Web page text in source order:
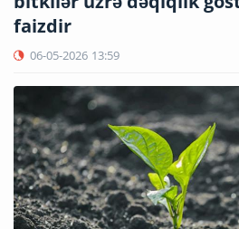
faizdir
06-05-2026 13:59